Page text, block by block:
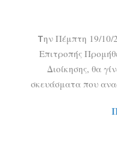
Την Πέμπτη 19/10/
Επιτροπής
Διοίκησης, θα
σκευάσματα που